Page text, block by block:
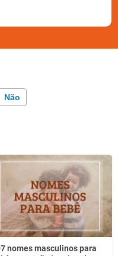
Não
incorreta
que procuro
nomes masculinos para